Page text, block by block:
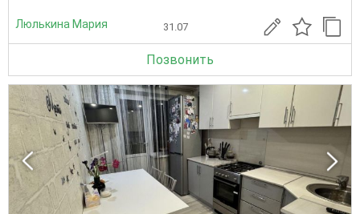
Люлькина Мария 31.07
Позвонить